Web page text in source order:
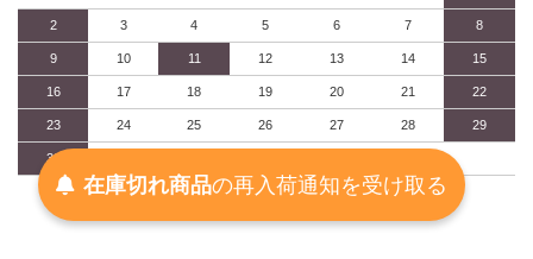
2 3 4 5 6 7 8
9 10 11 12 13 14 15
16 17 18 19 20 21 22
23 24 25 26 27 28 29
30
在庫切れ商品の再入荷通知を受け取る